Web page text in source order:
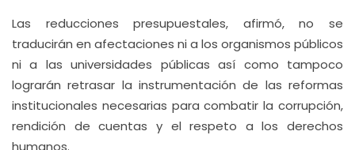
Las reducciones presupuestales, afirmó, no se
traducirán en afectaciones ni a los organismos públicos
ni a las universidades públicas así como tampoco
lograrán retrasar la instrumentación de las reformas
institucionales necesarias para combatir la corrupción,
rendición de cuentas y el respeto a los derechos
humanos.